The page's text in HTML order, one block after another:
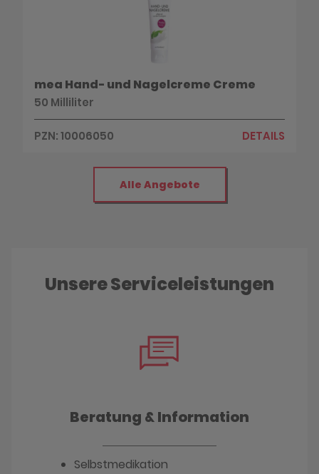
mea Hand- und Nagelcreme Creme
50 Milliliter
PZN: 10006050 DETAILS
Alle Angebote
Unsere Serviceleistungen
Beratung & Information
Selbstmedikation